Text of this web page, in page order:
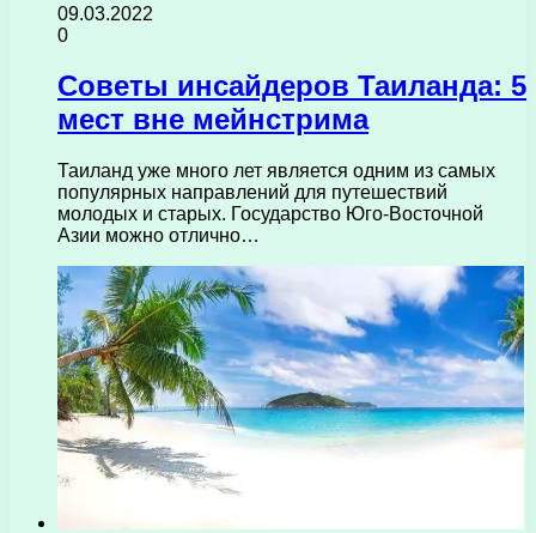
09.03.2022
0
Советы инсайдеров Таиланда: 5
мест вне мейнстрима
Таиланд уже много лет является одним из самых
популярных направлений для путешествий
молодых и старых. Государство Юго-Восточной
Азии можно отлично…